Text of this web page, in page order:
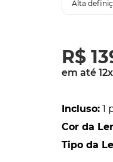
R$
em até12
Incluso: 1
Cor da
Tipo da